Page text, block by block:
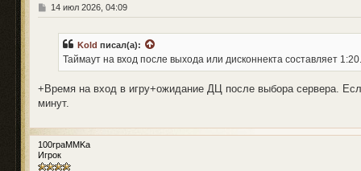
С
о
е
14 июл 2026, 04:09
Kold писал(а):
Таймаут на вход после выхода или дисконнекта составляет
+Время на вход в игру+ожидание ДЦ после выбора сервера.
минут.
100rpaMMKa
Игрок